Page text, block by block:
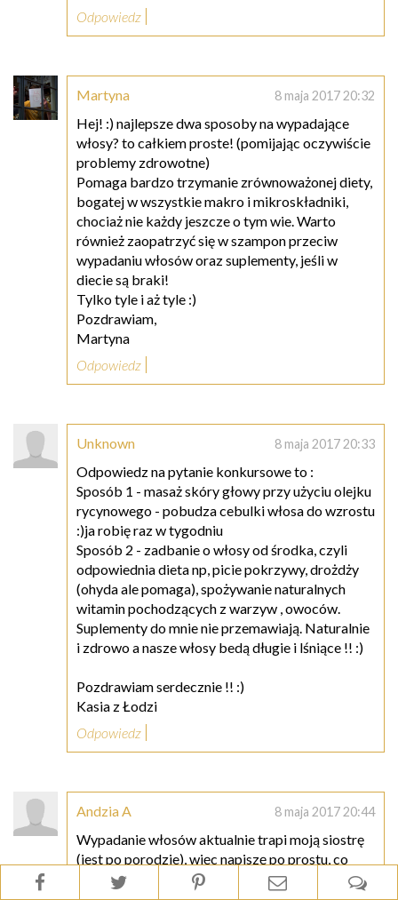
Odpowiedz
Martyna 8 maja 2017 20:32
Hej! :) najlepsze dwa sposoby na wypadające
włosy? to całkiem proste! (pomijając oczywiście
problemy zdrowotne)
Pomaga bardzo trzymanie zrównoważonej diety,
bogatej w wszystkie makro i mikroskładniki,
chociaż nie każdy jeszcze o tym wie. Warto
również zaopatrzyć się w szampon przeciw
wypadaniu włosów oraz suplementy, jeśli w
diecie są braki!
Tylko tyle i aż tyle :)
Pozdrawiam,
Martyna
Odpowiedz
Unknown 8 maja 2017 20:33
Odpowiedz na pytanie konkursowe to :
Sposób 1 - masaż skóry głowy przy użyciu olejku
rycynowego - pobudza cebulki włosa do wzrostu
:)ja robię raz w tygodniu
Sposób 2 - zadbanie o włosy od środka, czyli
odpowiednia dieta np, picie pokrzywy, drożdży
(ohyda ale pomaga), spożywanie naturalnych
witamin pochodzących z warzyw , owoców.
Suplementy do mnie nie przemawiają. Naturalnie
i zdrowo a nasze włosy bedą długie i lśniące !! :)
Pozdrawiam serdecznie !! :)
Kasia z Łodzi
Odpowiedz
Andzia A 8 maja 2017 20:44
Wypadanie włosów aktualnie trapi moją siostrę
(jest po porodzie), więc napiszę po prostu, co
doradziłam jej ;) Po pierwsze zmiana diety -